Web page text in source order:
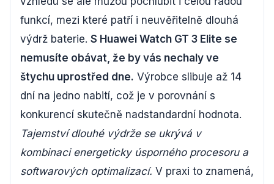
funkcí, mezi které patří i neuvěřitelně dlouhá
výdrž baterie. S Huawei Watch GT 3 Elite se
nemusíte obávat, že by vás nechaly ve
štychu uprostřed dne. Výrobce slibuje až 14
dní na jedno nabití, což je v porovnání s
konkurencí skutečně nadstandardní hodnota.
Tajemství dlouhé výdrže se ukrývá v
kombinaci energeticky úsporného procesoru a
softwarových optimalizací. V praxi to znamená,